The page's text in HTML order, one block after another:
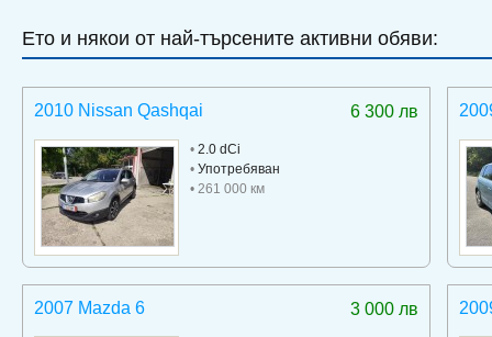
Ето и някои от най-търсените активни обяви:
6 300 лв
2010 Nissan Qashqai
• 2.0 dCi
• Употребяван
• 261 000 км
3 000 лв
2007 Mazda 6